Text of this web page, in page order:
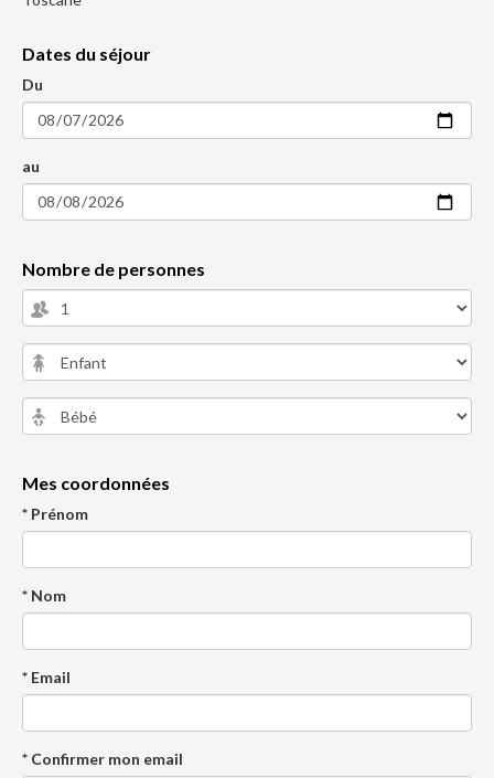
Dates du séjour
Du
au
Nombre de personnes
Mes coordonnées
* Prénom
* Nom
* Email
* Confirmer mon email